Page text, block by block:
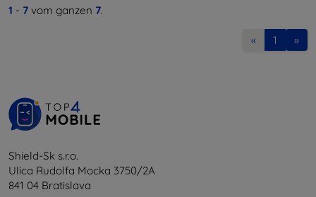
1 - 7 vom ganzen 7.
« 1 »
Shield-Sk s.r.o.
Ulica Rudolfa Mocka 3750/2A
841 04 Bratislava